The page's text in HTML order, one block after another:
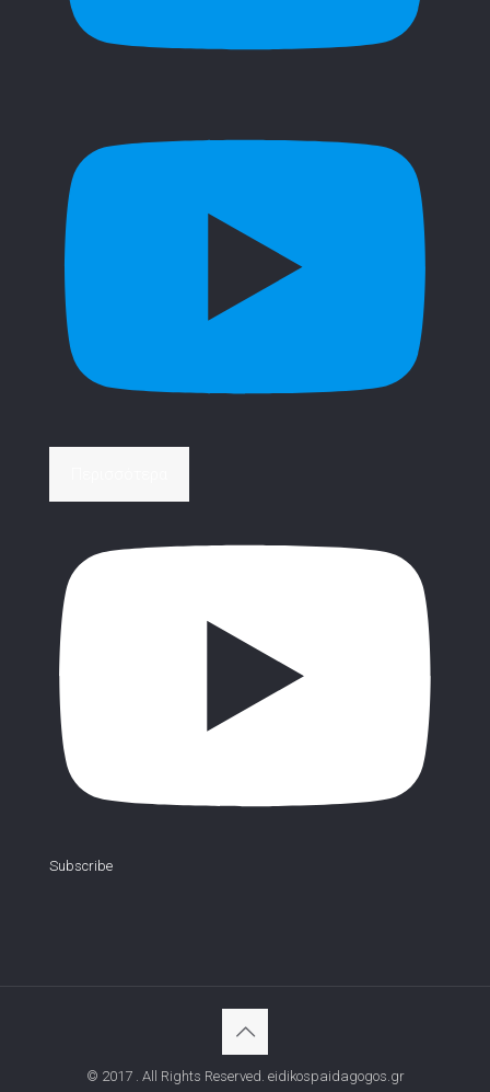
Subscribe
© 2017 . All Rights Reserved. eidikospaidagogos.gr